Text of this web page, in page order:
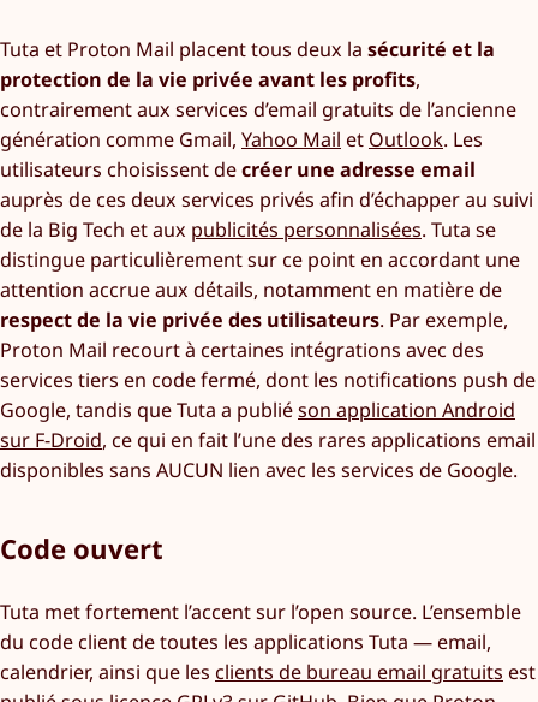
Tuta et Proton Mail placent tous deux la sécurité et la
protection de la vie privée avant les profits,
contrairement aux services d’email gratuits de l’ancienne
génération comme Gmail, Yahoo Mail et Outlook. Les
utilisateurs choisissent decréer une adresse email
auprès de ces deux services privés afin d’échapper au suivi
de la Big Tech et aux publicités personnalisées. Tuta se
distingue particulièrement sur ce point en accordant une
attention accrue aux détails, notamment en matière de
respect de la vie privée des utilisateurs. Par exemple,
Proton Mail recourt à certaines intégrations avec des
services tiers en code fermé, dont les notifications push de
Google, tandis que Tuta a publiéson application Android
sur F-Droid, ce qui en fait l’une des rares applications email
disponibles sans AUCUN lien avec les services de Google.
Code ouvert
Tuta met fortement l’accent sur l’open source. L’ensemble
du code client de toutes les applications Tuta — email,
calendrier, ainsi que les clients de bureau email gratuits est